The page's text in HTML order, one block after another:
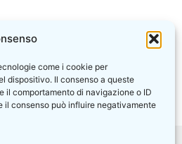
come i cookie per
dispositivo. Il consenso a queste
il comportamento di navigazione o ID
il consenso può influire negativamente